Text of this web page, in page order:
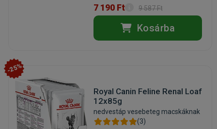
7 190 Ft 9 587 Ft
Kosárba
-25%
Royal Canin Feline Renal Loaf
12x85g
nedvestáp vesebeteg macskáknak
(3)